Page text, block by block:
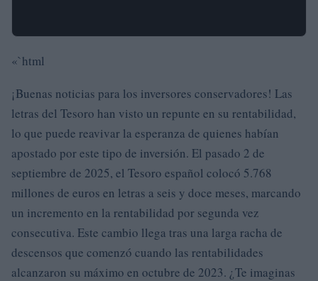
«`html
¡Buenas noticias para los inversores conservadores! Las
letras del Tesoro han visto un repunte en su rentabilidad,
lo que puede reavivar la esperanza de quienes habían
apostado por este tipo de inversión. El pasado 2 de
septiembre de 2025, el Tesoro español colocó 5.768
millones de euros en letras a seis y doce meses, marcando
un incremento en la rentabilidad por segunda vez
consecutiva. Este cambio llega tras una larga racha de
descensos que comenzó cuando las rentabilidades
alcanzaron su máximo en octubre de 2023. ¿Te imaginas